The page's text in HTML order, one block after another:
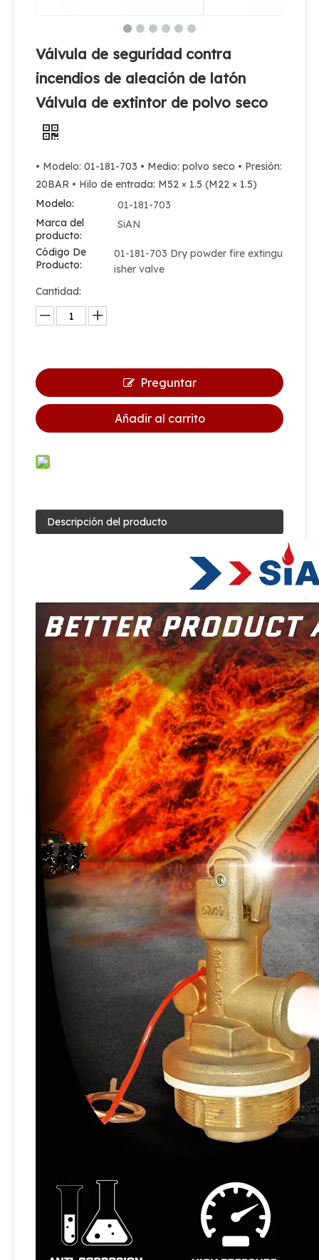
Válvula de seguridad contra
incendios de aleación de latón
Válvula de extintor de polvo seco
• Modelo: 01-181-703 • Medio: polvo seco • Presión:
20BAR • Hilo de entrada: M52 × 1.5 (M22 × 1.5)
Modelo:
01-181-703
Marca del
producto:
SiAN
Código De
Producto:
01-181-703 Dry powder fire extingu
isher valve
Cantidad:
Preguntar
Añadir al carrito
Descripción del producto